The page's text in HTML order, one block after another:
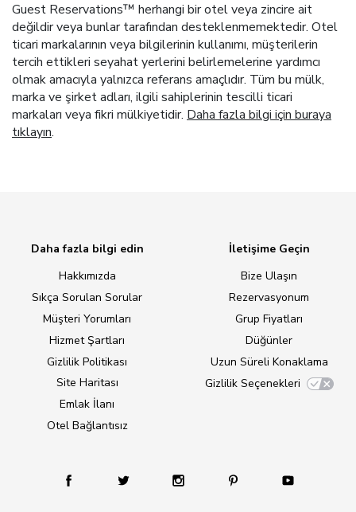
Guest Reservations™ herhangi bir otel veya zincire ait
değildir veya bunlar tarafından desteklenmemektedir. Otel
ticari markalarının veya bilgilerinin kullanımı, müşterilerin
tercih ettikleri seyahat yerlerini belirlemelerine yardımcı
olmak amacıyla yalnızca referans amaçlıdır. Tüm bu mülk,
marka ve şirket adları, ilgili sahiplerinin tescilli ticari
markaları veya fikri mülkiyetidir. Daha fazla bilgi için buraya
tıklayın.
Daha fazla bilgi edin
Hakkımızda
Sıkça Sorulan Sorular
Müşteri Yorumları
Hizmet Şartları
Gizlilik Politikası
Site Haritası
Emlak İlanı
Otel Bağlantısız
İletişime Geçin
Bize Ulaşın
Rezervasyonum
Grup Fiyatları
Düğünler
Uzun Süreli Konaklama
Gizlilik Seçenekleri